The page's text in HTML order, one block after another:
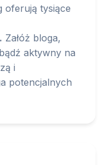
oferują tysiące
Załóż bloga,
aktywny na
i
potencjalnych